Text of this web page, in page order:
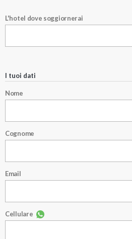
L'hotel dove soggiornerai
I tuoi dati
Nome
Cognome
Email
Cellulare